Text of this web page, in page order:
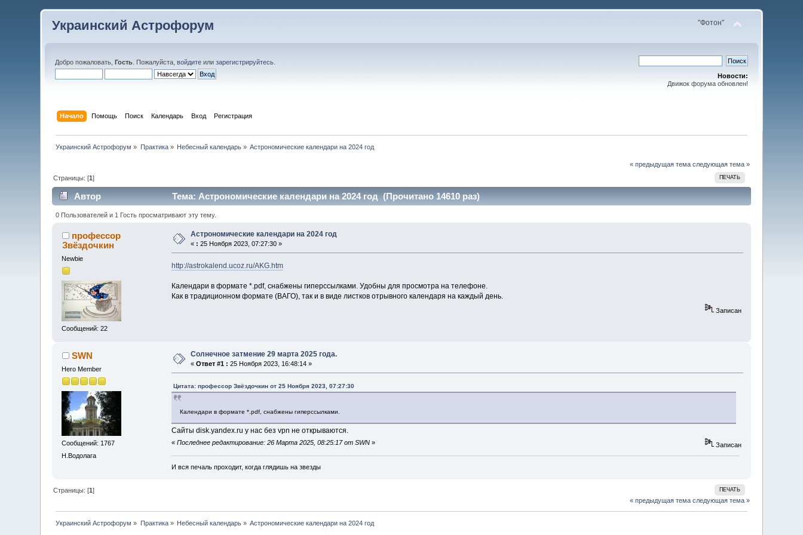
Украинский Астрофорум "Фотон"
Добро пожаловать,Гость . Пожалуйста,войдите илизарегистрируйтесь
Новости:
Движок форума обновлен!
Начало Помощь Поиск Календарь Вход Регистрация
Украинский Астрофорум » Практика» Небесный календарь » Астрономические календари на 2024 год
« предыдущая тема следующая тема »
ПЕЧАТЬ
Страницы: [1]
Автор Тема: Астрономические календари на 2024 год (Прочитано 14610 раз)
0 Пользователей и 1 Гость просматривают эту тему.
профессор
Звёздочкин
Newbie
Сообщений: 22
Астрономические календари на 2024 год
« : 25 Ноября 2023, 07:27:30 »
http://astrokalend.ucoz.ru/AKG.htm
Календари в формате *.pdf, снабжены гиперссылками. Удобны для просмотра на телефоне.
Как в традиционном формате (ВАГО), так и в виде листков отрывного календаря на каждый день.
Записан
SWN
Hero Member
Сообщений: 1767
Н.Водолага
Солнечное затмение 29 марта 2025 года.
«Ответ #1 : 25 Ноября 2023, 16:48:14 »
Цитата: профессор Звёздочкин от 25 Ноября 2023, 07:27:30
Календари в формате *.pdf, снабжены гиперссылками.
Сайты disk.yandex.ru у нас без vpn не открываются.
« Последнее редактирование: 26 Марта 2025, 08:25:17 от SWN» Записан
И вся печаль проходит, когда глядишь на звезды
ПЕЧАТЬ
Страницы: [1]
« предыдущая тема следующая тема »
Украинский Астрофорум » Практика» Небесный календарь » Астрономические календари на 2024 год